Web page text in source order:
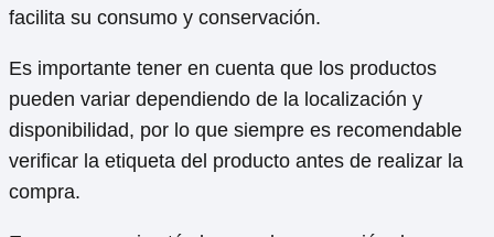
facilita su consumo y conservación.
Es importante tener en cuenta que los productos
pueden variar dependiendo de la localización y
disponibilidad, por lo que siempre es recomendable
verificar la etiqueta del producto antes de realizar la
compra.